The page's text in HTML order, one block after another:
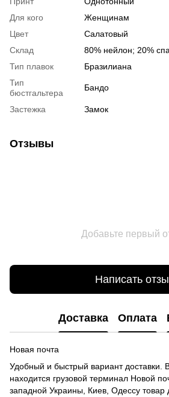
Для кого
Женщинам
Цвет
Салатовый
Склад
80% нейлон; 20%
Тип плавок
Бразилиана
Тип
бюстгальтера
Бандо
Застежка Замок
Отзывы
Добавьте первый
Написать
Доставка Оплата
Новая почта
Удобный и быстрый вариант доставки.
находится грузовой терминал Новой
западной Украины, Киев, Одессу товар